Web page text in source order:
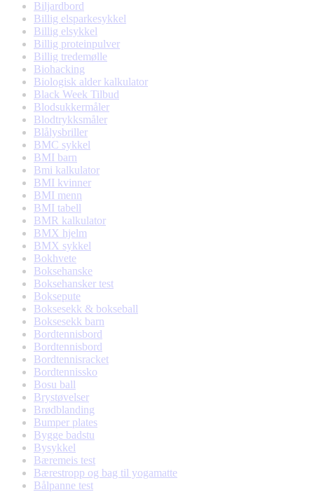
Biljardbord
Billig elsparkesykkel
Billig elsykkel
Billig proteinpulver
Billig tredemølle
Biohacking
Biologisk alder kalkulator
Black Week Tilbud
Blodsukkermåler
Blodtrykksmåler
Blålysbriller
BMC sykkel
BMI barn
Bmi kalkulator
BMI kvinner
BMI menn
BMI tabell
BMR kalkulator
BMX hjelm
BMX sykkel
Bokhvete
Boksehanske
Boksehansker test
Boksepute
Boksesekk & bokseball
Boksesekk barn
Bordtennisbord
Bordtennisbord
Bordtennisracket
Bordtennissko
Bosu ball
Brystøvelser
Brødblanding
Bumper plates
Bygge badstu
Bysykkel
Bæremeis test
Bærestropp og bag til yogamatte
Bålpanne test